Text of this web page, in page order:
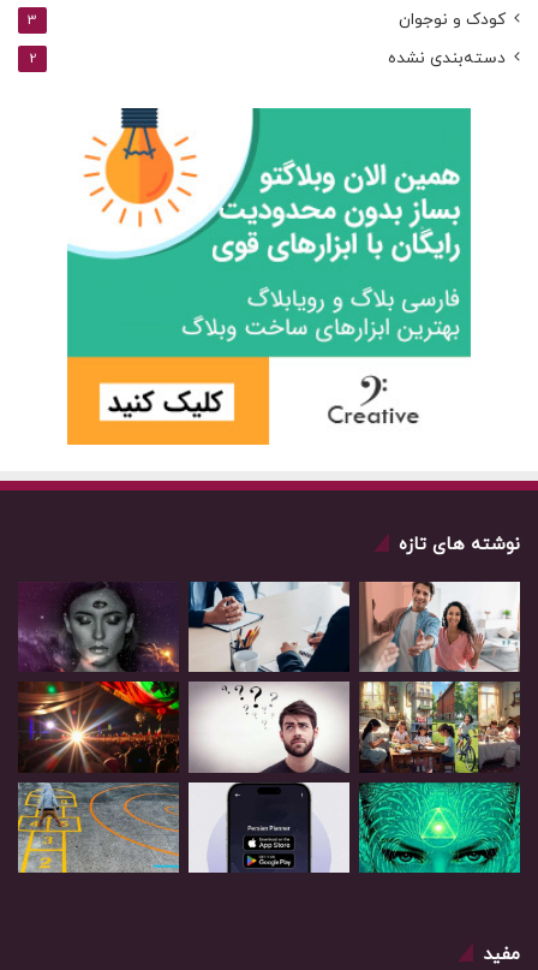
کودک و نوجوان 3
دسته‌بندی نشده 2
نوشته های تازه
مفید